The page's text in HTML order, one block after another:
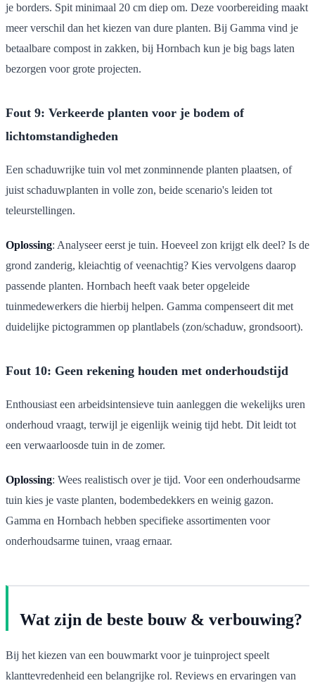
je borders. Spit minimaal 20 cm diep om. Deze voorbereiding maakt
meer verschil dan het kiezen van dure planten. Bij Gamma vind je
betaalbare compost in zakken, bij Hornbach kun je big bags laten
bezorgen voor grote projecten.
Fout 9: Verkeerde planten voor je bodem of
lichtomstandigheden
Een schaduwrijke tuin vol met zonminnende planten plaatsen, of
juist schaduwplanten in volle zon, beide scenario's leiden tot
teleurstellingen.
Oplossing: Analyseer eerst je tuin. Hoeveel zon krijgt elk deel? Is de
grond zanderig, kleiachtig of veenachtig? Kies vervolgens daarop
passende planten. Hornbach heeft vaak beter opgeleide
tuinmedewerkers die hierbij helpen. Gamma compenseert dit met
duidelijke pictogrammen op plantlabels (zon/schaduw, grondsoort).
Fout 10: Geen rekening houden met onderhoudstijd
Enthousiast een arbeidsintensieve tuin aanleggen die wekelijks uren
onderhoud vraagt, terwijl je eigenlijk weinig tijd hebt. Dit leidt tot
een verwaarloosde tuin in de zomer.
Oplossing: Wees realistisch over je tijd. Voor een onderhoudsarme
tuin kies je vaste planten, bodembedekkers en weinig gazon.
Gamma en Hornbach hebben specifieke assortimenten voor
onderhoudsarme tuinen, vraag ernaar.
Wat zijn de beste bouw & verbouwing?
Bij het kiezen van een bouwmarkt voor je tuinproject speelt
klanttevredenheid een belangrijke rol. Reviews en ervaringen van